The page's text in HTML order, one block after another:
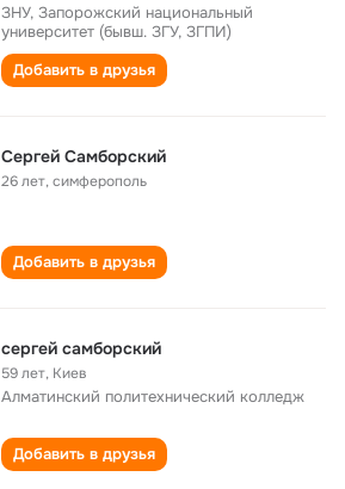
ЗНУ, Запорожский национальный
университет (бывш. ЗГУ, ЗГПИ)
Добавить в друзья
Сергей Самборский
26 лет,симферополь
Добавить в друзья
сергей самборский
59 лет, Киев
Алматинский политехнический колледж
Добавить в друзья